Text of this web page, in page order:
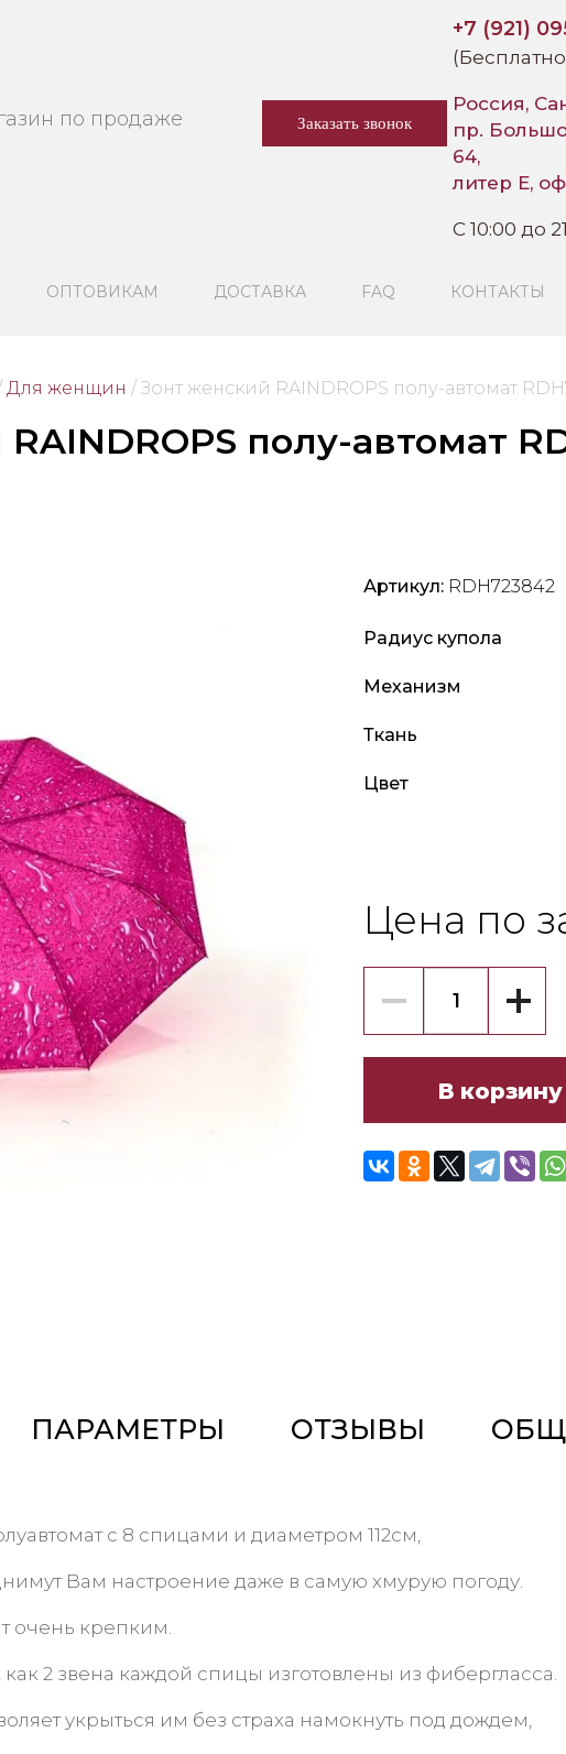
по продаже
Заказать звонок
+7 (921)
Россия,
пр.
64,
литер Е,
C 10:00 до
ОПТОВИКАМ ДОСТАВКА FAQ КОНТАКТЫ
Для женщин / Зонт женский RAINDROPS полу-автомат
полу-автомат
Артикул: RDH723842
Радиус купола
Механизм
Ткань
Цвет
Цена по
В корзину
ПАРАМЕТРЫ ОТЗЫВЫ
с 8 спицами и диаметром 112см,
Вам настроение даже в самую хмурую погоду.
очень крепким.
2 звена каждой спицы изготовлены из фибергласса.
укрыться им без страха намокнуть под дождем,